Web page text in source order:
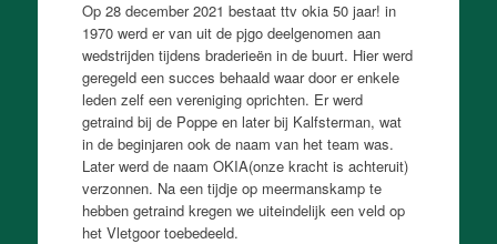
Op 28 december 2021 bestaat ttv okia 50 jaar! in
1970 werd er van uit de pjgo deelgenomen aan
wedstrijden tijdens braderieën in de buurt. Hier werd
geregeld een succes behaald waar door er enkele
leden zelf een vereniging oprichten. Er werd
getraind bij de Poppe en later bij Kalfsterman, wat
in de beginjaren ook de naam van het team was.
Later werd de naam OKIA(onze kracht is achteruit)
verzonnen. Na een tijdje op meermanskamp te
hebben getraind kregen we uiteindelijk een veld op
het Vletgoor toebedeeld.